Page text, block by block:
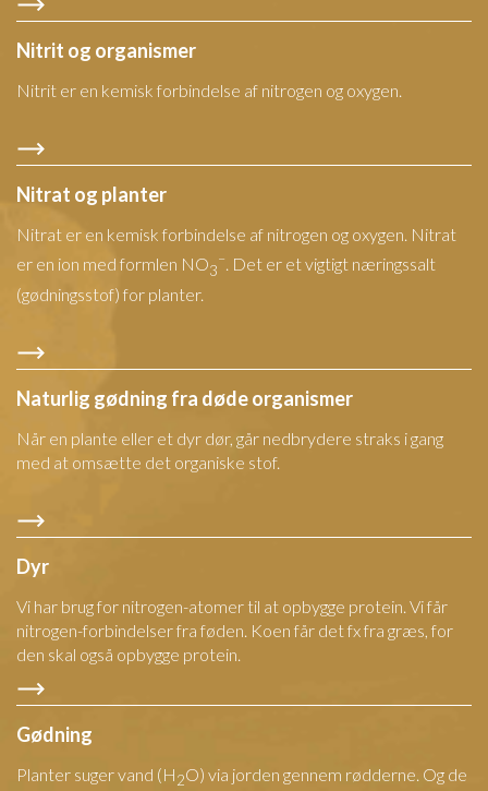
Nitrit og organismer
Nitrit er en kemisk forbindelse af nitrogen og oxygen.
Nitrat og planter
Nitrat er en kemisk forbindelse af nitrogen og oxygen. Nitrat
er en ion med formlen NO3
–. Det er et vigtigt næringssalt
(gødningsstof) for planter.
Naturlig gødning fra døde organismer
Når en plante eller et dyr dør, går nedbrydere straks i gang
med at omsætte det organiske stof.
Dyr
Vi har brug for nitrogen-atomer til at opbygge protein. Vi får
nitrogen-forbindelser fra føden. Koen får det fx fra græs, for
den skal også opbygge protein.
Gødning
Planter suger vand (H2O) via jorden gennem rødderne. Og de